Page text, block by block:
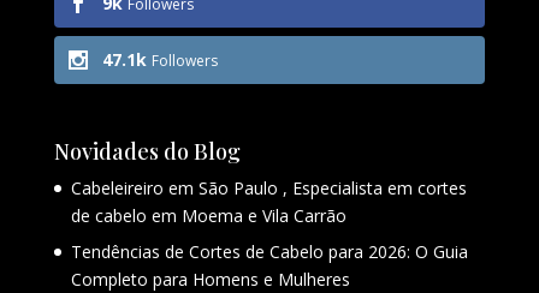
Followers
47.1k Followers
Novidades do Blog
Cabeleireiro em São Paulo , Especialista em cortes
de cabelo em Moema e Vila Carrão
Tendências de Cortes de Cabelo para 2026: O Guia
Completo para Homens e Mulheres